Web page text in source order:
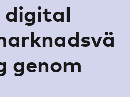
digital
genom